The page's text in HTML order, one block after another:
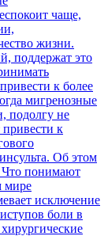
чаще,
жизни.
поддержат это
к более
мигренозные
подолгу не
привести к
Об этом
Что понимают
мире
исключение
боли в